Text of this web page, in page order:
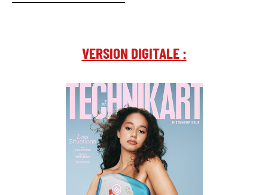
VERSION DIGITALE :